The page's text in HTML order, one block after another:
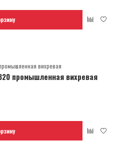
промышленная вихревая